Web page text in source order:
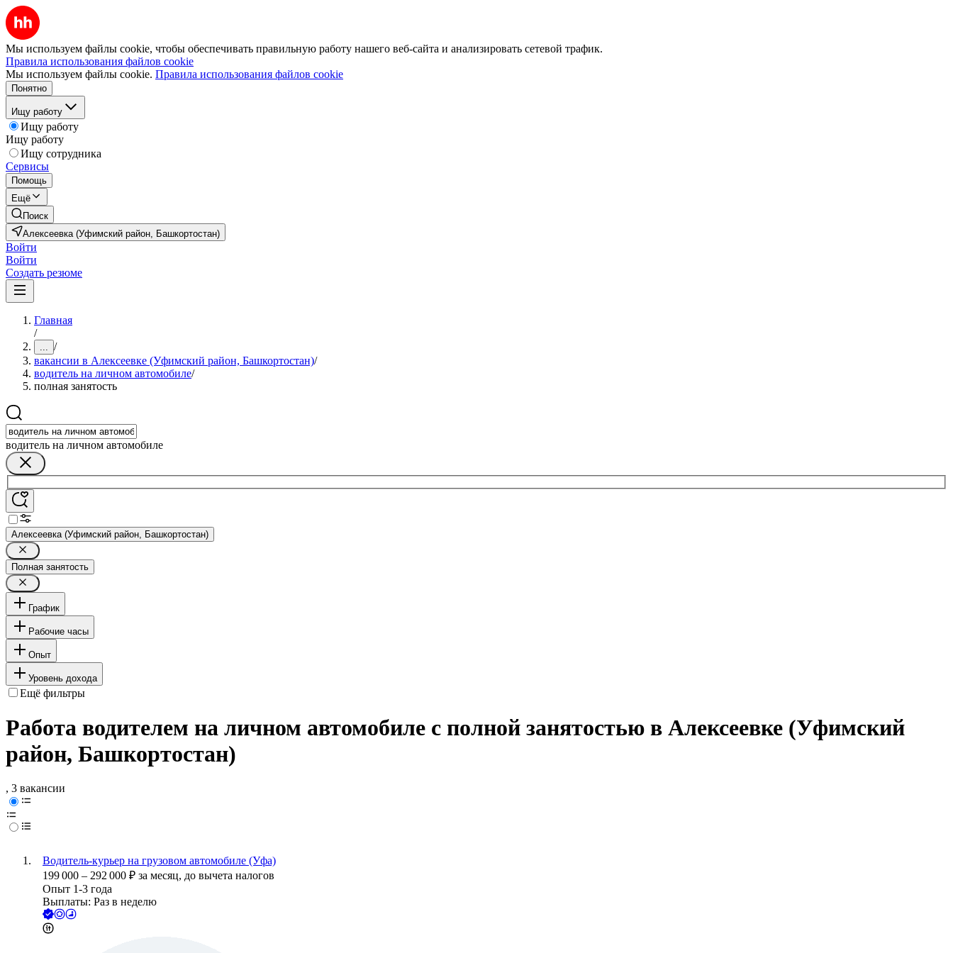
Мы используем файлы cookie, чтобы обеспечивать правильную работу нашего веб-сайта и анализировать сетевой трафик.
Правила использования файлов cookie
Мы используем файлы cookie. Правила использования файлов cookie
Понятно
Ищу работу
Ищу работу
Ищу работу
Ищу сотрудника
Сервисы
Помощь
Ещё
Поиск
Алексеевка (Уфимский район, Башкортостан)
Войти
Войти
Создать резюме
Главная
/
... /
вакансии в Алексеевке (Уфимский район, Башкортостан)/
водитель на личном автомобиле/
полная занятость
водитель на личном автомобиле
Алексеевка (Уфимский район, Башкортостан)
Полная занятость
График
Рабочие часы
Опыт
Уровень дохода
Ещё фильтры
Работа водителем на личном автомобиле с полной занятостью в Алексеевке (Уфимский
район, Башкортостан)
, 3 вакансии
Водитель-курьер на грузовом автомобиле (Уфа)
199 000 – 292 000 ₽ за месяц, до вычета налогов
Опыт 1-3 года
Выплаты: Раз в неделю